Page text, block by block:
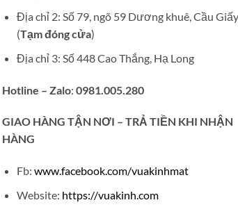
Địa chỉ 2: Số 79, ngõ 59 Dương khuê, Cầu
(Tạm đóng cửa)
Địa chỉ 3: Số 448 Cao Thắng, Hạ Long
Hotline – Zalo:0981.005.280
GIAO HÀNG TẬN NƠI – TRẢ TIỀN KHI NHẬN
HÀNG
Fb:www.facebook.com/vuakinhmat
Website: https://vuakinh.com